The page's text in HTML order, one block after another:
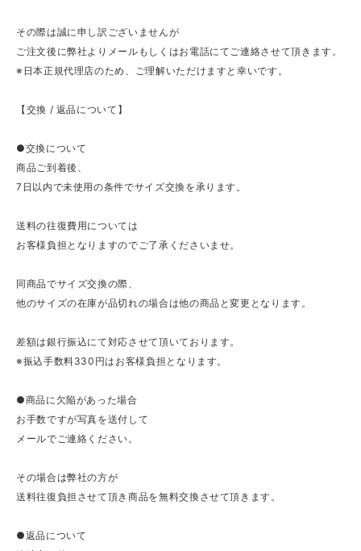
その際は誠に申し訳ございませんが
ご注文後に弊社よりメールもしくはお電話にてご連絡させて頂きます。
※日本正規代理店のため、ご理解いただけますと幸いです。
【交換 / 返品について】
●交換について
商品ご到着後、
7日以内で未使用の条件でサイズ交換を承ります。
送料の往復費用については
お客様負担となりますのでご了承くださいませ。
同商品でサイズ交換の際、
他のサイズの在庫が品切れの場合は他の商品と変更となります。
差額は銀行振込にて対応させて頂いております。
※振込手数料330円はお客様負担となります。
●商品に欠陥があった場合
お手数ですが写真を送付して
メールでご連絡ください。
その場合は弊社の方が
送料往復負担させて頂き商品を無料交換させて頂きます。
●返品について